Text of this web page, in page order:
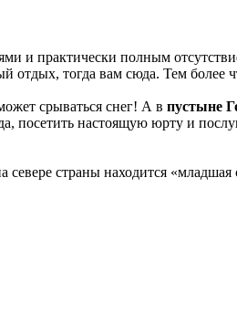
и практически полным
отдых, тогда вам сюда. Тем
срываться снег! А в пустыне
посетить настоящую юрту и
страны находится «младшая